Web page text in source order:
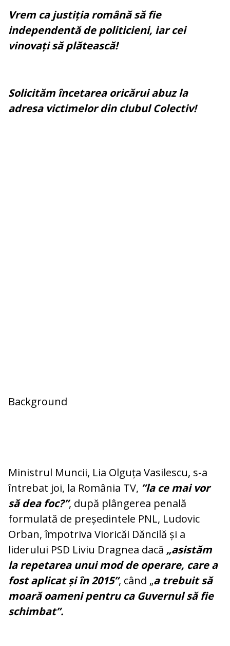
Vrem ca justiția română să fie
independentă de politicieni, iar cei
vinovați să plătească!
Solicităm încetarea oricărui abuz la
adresa victimelor din clubul Colectiv!
Background
Ministrul Muncii, Lia Olguța Vasilescu, s-a
întrebat joi, la România TV, ”la ce mai vor
să dea foc?”, după plângerea penală
formulată de președintele PNL, Ludovic
Orban, împotriva Vioricăi Dăncilă și a
liderului PSD Liviu Dragnea dacă „asistăm
la repetarea unui mod de operare, care a
fost aplicat și în 2015”, când „a trebuit să
moară oameni pentru ca Guvernul să fie
schimbat”.